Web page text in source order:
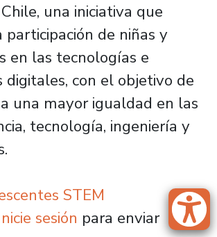
una iniciativa que
de niñas y
en las tecnologías e
digitales, con el objetivo de
una mayor igualdad en las
tecnología, ingeniería y
STEM
Usach promueve el
sesión para enviar